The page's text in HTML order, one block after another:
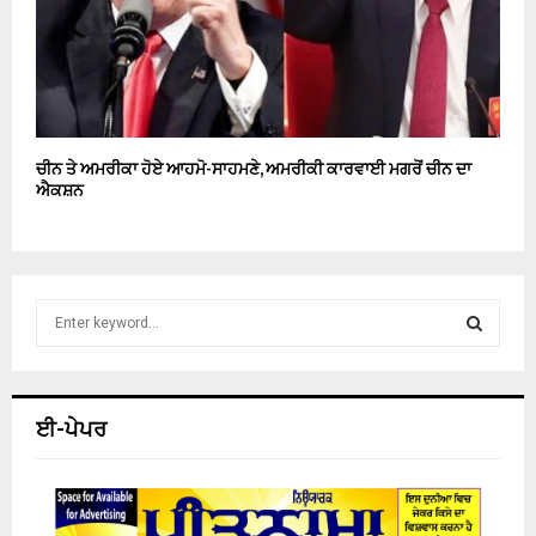
ਚੀਨ ਤੇ ਅਮਰੀਕਾ ਹੋਏ ਆਹਮੋ-ਸਾਹਮਣੇ, ਅਮਰੀਕੀ ਕਾਰਵਾਈ ਮਗਰੋਂ ਚੀਨ ਦਾ
ਐਕਸ਼ਨ
h
ਈ-ਪੇਪਰ